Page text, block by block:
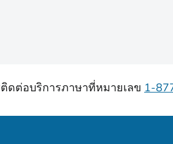
ต่อบริการภาษาที่หมายเลข 1-